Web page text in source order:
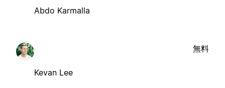
Abdo Karmalla
Kevan Lee
無料